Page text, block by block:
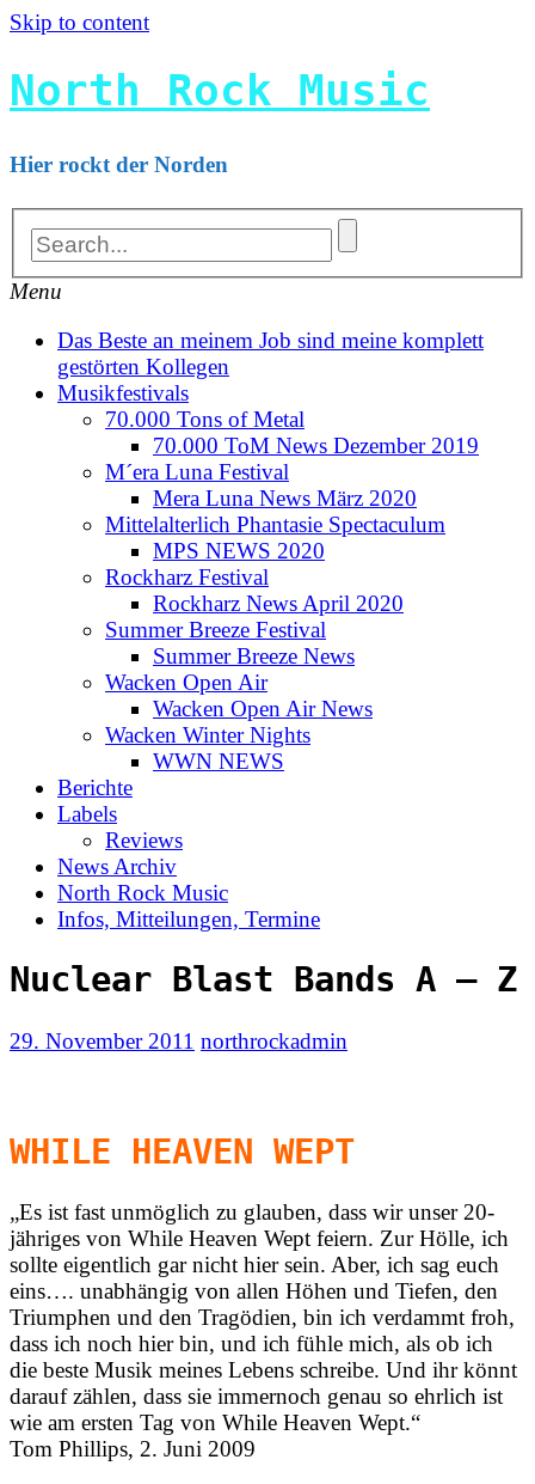
Skip to content
North Rock Music
Hier rockt der Norden
Menu
Das Beste an meinem Job sind meine komplett
gestörten Kollegen
Musikfestivals
70.000 Tons of Metal
70.000 ToM News Dezember 2019
M´era Luna Festival
Mera Luna News März 2020
Mittelalterlich Phantasie Spectaculum
MPS NEWS 2020
Rockharz Festival
Rockharz News April 2020
Summer Breeze Festival
Summer Breeze News
Wacken Open Air
Wacken Open Air News
Wacken Winter Nights
WWN NEWS
Berichte
Labels
Reviews
News Archiv
North Rock Music
Infos, Mitteilungen, Termine
Nuclear Blast Bands A – Z
29. November 2011 northrockadmin
WHILE HEAVEN WEPT
„Es ist fast unmöglich zu glauben, dass wir unser 20-
jähriges von While Heaven Wept feiern. Zur Hölle, ich
sollte eigentlich gar nicht hier sein. Aber, ich sag euch
eins…. unabhängig von allen Höhen und Tiefen, den
Triumphen und den Tragödien, bin ich verdammt froh,
dass ich noch hier bin, und ich fühle mich, als ob ich
die beste Musik meines Lebens schreibe. Und ihr könnt
darauf zählen, dass sie immernoch genau so ehrlich ist
wie am ersten Tag von While Heaven Wept.“
Tom Phillips, 2. Juni 2009